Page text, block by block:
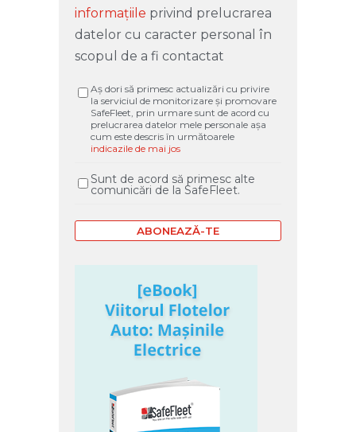
informațiile privind prelucrarea
datelor cu caracter personal în
scopul de a fi contactat
Aș dori să primesc actualizări cu privire
la serviciul de monitorizare și promovare
SafeFleet, prin urmare sunt de acord cu
prelucrarea datelor mele personale așa
cum este descris în următoarele
indicazile de mai jos
Sunt de acord să primesc alte
comunicări de la SafeFleet.